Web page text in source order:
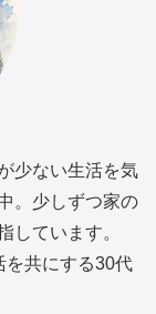
少ない生活を気
。少しずつ家の
しています。
を共にする30代